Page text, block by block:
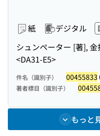
紙 デジタル
シュンペーター [著], 金
<DA31-E5>
件名（識別子） 00455833
著者標目（識別子）
もっと